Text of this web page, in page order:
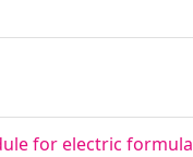
for electric formula